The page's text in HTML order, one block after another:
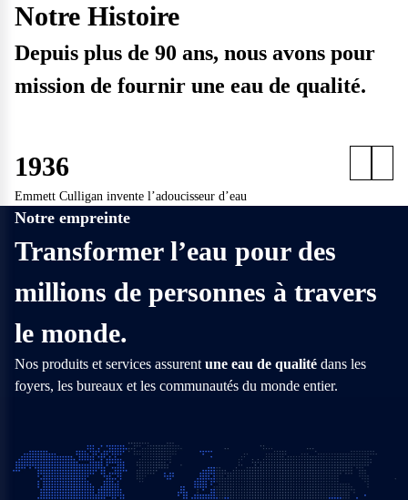
Notre Histoire
Depuis plus de 90 ans, nous avons pour
mission de fournir une eau de qualité.
1936
Emmett Culligan invente l’adoucisseur d’eau
1960-1963
Culligan se développe en France, en Italie et en Espagne
1965
1987
Culligan Italie introduit le premier système d’osmose inverse en deux
étapes dans les hôpitaux pour la dialyse
Culligan lance le premier adoucisseur High tech, équipé d’une
technologie de pointe grâce à sa vanne 6 pistons
Notre empreinte
Transformer l’eau pour des
millions de personnes à travers
le monde.
Nos produits et services assurent une eau de qualité dans les
foyers, les bureaux et les communautés du monde entier.